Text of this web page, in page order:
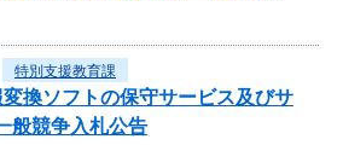
特別支援教育課
換ソフトの保守サービス及びサ
般競争入札公告